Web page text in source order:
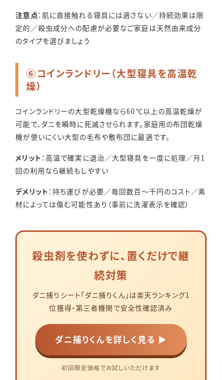
注意点 ：肌に直接触れる寝具には適さない／持続効果は限
定的／殺虫成分への配慮が必要なご家庭は天然由来成分
のタイプを選びましょう
⑥コインランドリー（大型寝具を高温乾
燥）
コインランドリーの大型乾燥機なら60℃以上の高温乾燥が
可能で、ダニを瞬時に死滅させられます。家庭用の布団乾燥
機が使いにくい大型の毛布や敷布団に最適です。
メリット ：高温で確実に退治／大型寝具を一度に処理／月1
回の利用なら継続もしやすい
デメリット ：持ち運びが必要／毎回数百〜千円のコスト／素
材によっては傷む可能性あり（事前に洗濯表示を確認）
殺虫剤を使わずに、置くだけで継
続対策
ダニ捕りシート「ダニ捕りくん」は楽天ランキング1
位獲得・第三者機関で安全性確認済み
ダニ捕りくんを詳しく見る ▶
初回限定価格でお試しいただけます